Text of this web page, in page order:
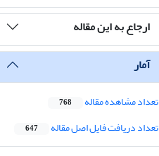
ارجاع به این مقاله
آمار
تعداد مشاهده مقاله 768
تعداد دریافت فایل اصل مقاله 647